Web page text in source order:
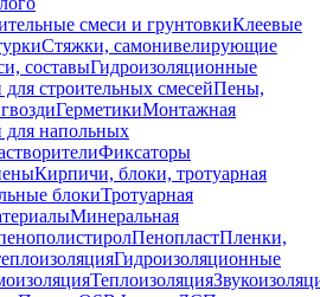
смеси и грунтовкиКлеевые
Стяжки, самонивелирующие
составыГидроизоляционные
строительных смесейПены,
ГерметикиМонтажная
для напольных
Фиксаторы
Кирпичи, блоки, тротуарная
блокиТротуарная
Минеральная
ПенопластПленки,
Гидроизоляционные
Теплоизоляция